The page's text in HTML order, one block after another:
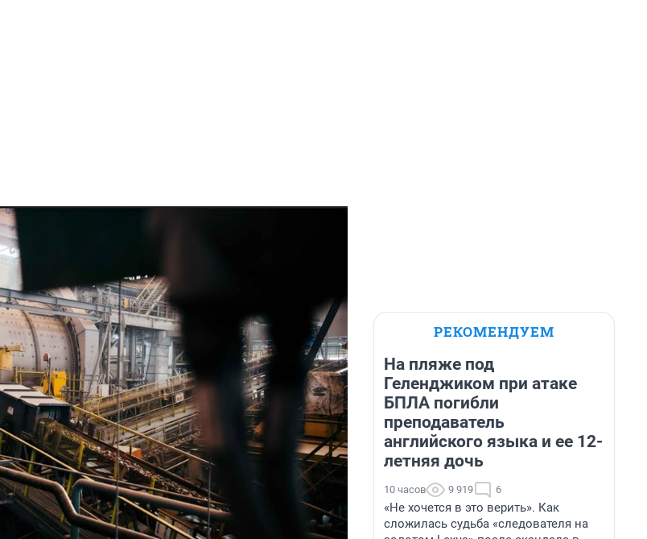
РЕКОМЕНДУЕМ
На пляже под
Геленджиком при атаке
БПЛА погибли
преподаватель
английского языка и ее 12-
летняя дочь
10 часов 9 919 6
«Не хочется в это верить». Как
сложилась судьба «следователя на